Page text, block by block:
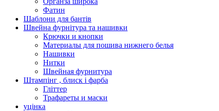
Фатин
Шаблони для бантів
Швейна фурнітура та нашивки
Крючки и кнопки
Материалы для пошива нижнего белья
Нашивки
Нитки
Швейная фурнитура
Штампінг , блиск і фарба
Гліттер
Трафареты и маски
уцінка